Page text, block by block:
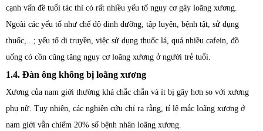
cạnh vấn đề tuổi tác thì có rất nhiều yếu tố nguy cơ gây loãng xương.
Ngoài các yếu tố như chế độ dinh dưỡng, tập luyện, bệnh tật, sử dụng
thuốc,...; yếu tố di truyền, việc sử dụng thuốc lá, quá nhiều cafein, đồ
uống có cồn cũng tăng nguy cơ loãng xương ở người trẻ tuổi.
1.4. Đàn ông không bị loãng xương
Xương của nam giới thường khá chắc chắn và ít bị gãy hơn so với xương
phụ nữ. Tuy nhiên, các nghiên cứu chỉ ra rằng, tỉ lệ mắc loãng xương ở
nam giới vẫn chiếm 20% số bệnh nhân loãng xương.